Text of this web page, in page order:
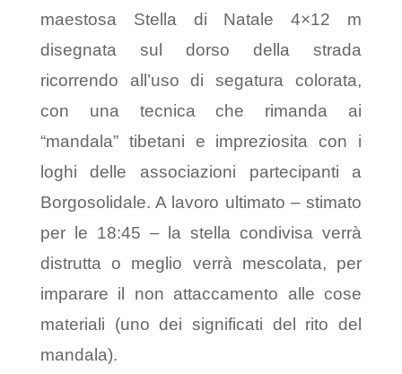
maestosa Stella di Natale 4×12 m
disegnata sul dorso della strada
ricorrendo all’uso di segatura colorata,
con una tecnica che rimanda ai
“mandala” tibetani e impreziosita con i
loghi delle associazioni partecipanti a
Borgosolidale. A lavoro ultimato – stimato
per le 18:45 – la stella condivisa verrà
distrutta o meglio verrà mescolata, per
imparare il non attaccamento alle cose
materiali (uno dei significati del rito del
mandala).